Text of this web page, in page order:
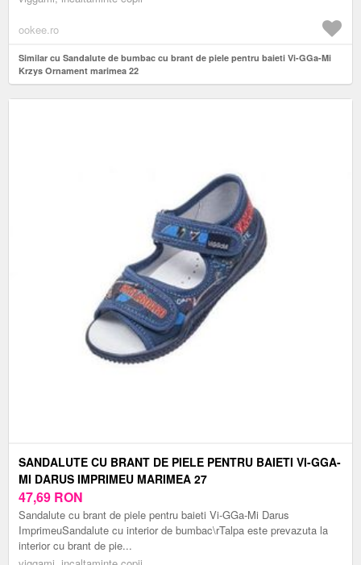
ookee.ro
Similar cu Sandalute de bumbac cu brant de piele pentru baieti Vi-GGa-Mi
Krzys Ornament marimea 22
SANDALUTE CU BRANT DE PIELE PENTRU BAIETI VI-GGA-
MI DARUS IMPRIMEU MARIMEA 27
47,69 RON
Sandalute cu brant de piele pentru baieti Vi-GGa-Mi Darus
ImprimeuSandalute cu interior de bumbac\rTalpa este prevazuta la
interior cu brant de pie...